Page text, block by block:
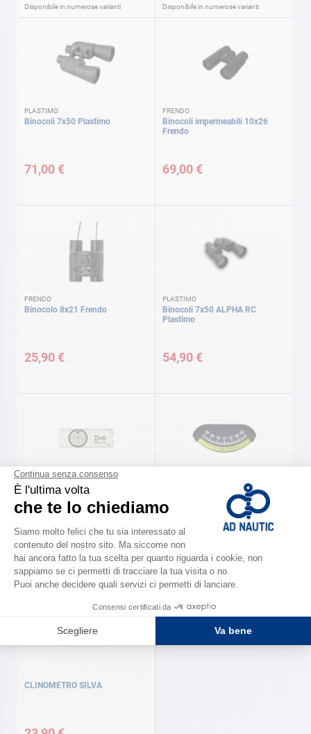
Disponibile in numerose varianti Disponibile in numerose varianti
PLASTIMO
Binocoli 7x50 Plastimo
71,00 €
FRENDO
Binocoli impermeabili 10x26
Frendo
69,00 €
FRENDO
Binocolo 8x21 Frendo
25,90 €
PLASTIMO
Binocoli 7x50 ALPHA RC
Plastimo
54,90 €
31,50 € 11,90 €
CLINOMETRO SILVA